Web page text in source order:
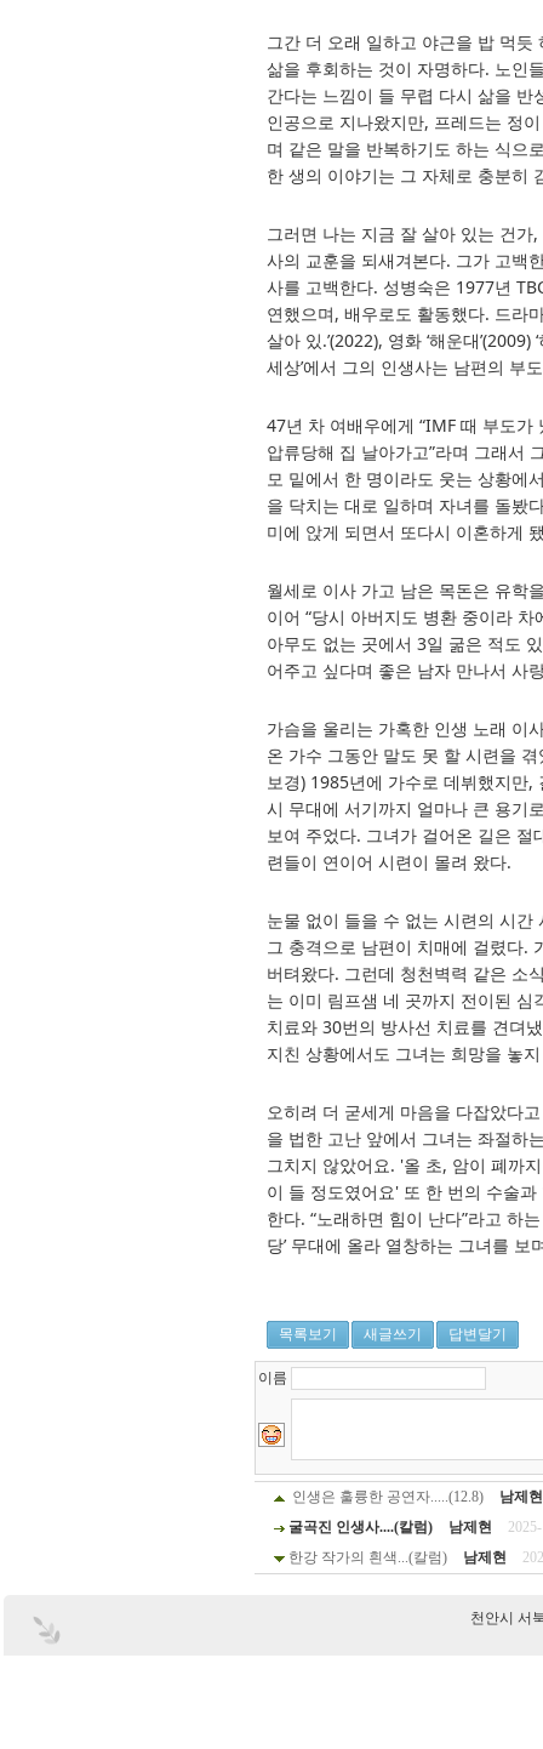
그간 더 오래 일하고 야근을 밥 먹
삶을 후회하는 것이 자명하다. 노인
간다는 느낌이 들 무렵 다시 삶을 반
인공으로 지나왔지만, 프레드는 정
며 같은 말을 반복하기도 하는 식으
한 생의 이야기는 그 자체로 충분히
그러면 나는 지금 잘 살아 있는 건
사의 교훈을 되새겨본다. 그가 고백
사를 고백한다. 성병숙은 1977년
연했으며, 배우로도 활동했다. 드라마
살아 있.’(2022), 영화 ‘해운대
세상’에서 그의 인생사는 남편의 부
47년 차 여배우에게 “IMF 때 부도
압류당해 집 날아가고”라며 그래서
모 밑에서 한 명이라도 웃는 상황에
을 닥치는 대로 일하며 자녀를 돌봤
미에 앉게 되면서 또다시 이혼하게
월세로 이사 가고 남은 목돈은 유학
이어 “당시 아버지도 병환 중이라
아무도 없는 곳에서 3일 굶은 적도
어주고 싶다며 좋은 남자 만나서 사
가슴을 울리는 가혹한 인생 노래 이
온 가수 그동안 말도 못 할 시련을
보경) 1985년에 가수로 데뷔했지만
시 무대에 서기까지 얼마나 큰 용기
보여 주었다. 그녀가 걸어온 길은
련들이 연이어 시련이 몰려 왔다.
눈물 없이 들을 수 없는 시련의 시
그 충격으로 남편이 치매에 걸렸다.
버텨왔다. 그런데 청천벽력 같은 소
는 이미 림프샘 네 곳까지 전이된
치료와 30번의 방사선 치료를 견뎌
지친 상황에서도 그녀는 희망을 놓
오히려 더 굳세게 마음을 다잡았다
을 법한 고난 앞에서 그녀는 좌절하
그치지 않았어요. '올 초, 암이 폐까
이 들 정도였어요' 또 한 번의 수술
한다. “노래하면 힘이 난다”라고 하
당’ 무대에 올라 열창하는 그녀를 보
목록보기 새글쓰기 답변달기
이름
인생은 훌륭한 공연자.....(12.8)
남제현
굴곡진 인생사....(칼럼)
남제현
한강 작가의 흰색...(칼럼)
남제현
천안시 서